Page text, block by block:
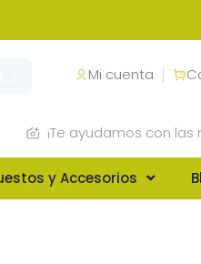
Mi cuenta
¡Te ayudamos con las
y Accesorios